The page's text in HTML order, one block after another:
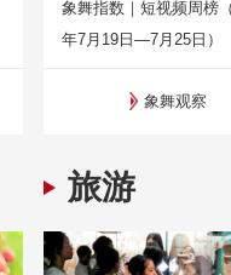
象舞指数｜短视频周榜
年7月19日—7月25日）
象舞观察
旅游